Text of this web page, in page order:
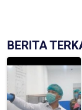
BERITA